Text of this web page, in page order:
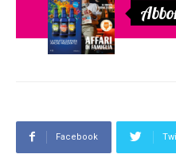
Facebook